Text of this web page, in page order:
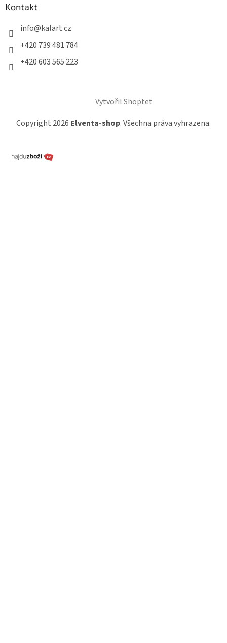
Kontakt
info@kalart.cz
+420 739 481 784
+420 603 565 223
Vytvořil Shoptet
Copyright 2026 Elventa-shop. Všechna práva vyhrazena.